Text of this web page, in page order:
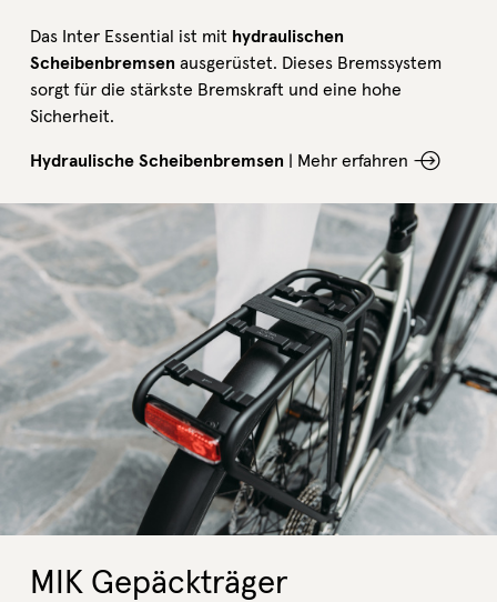
Das Inter Essential ist mit hydraulischen
Scheibenbremsen ausgerüstet. Dieses Bremssystem
sorgt für die stärkste Bremskraft und eine hohe
Sicherheit.
Hydraulische Scheibenbremsen | Mehr erfahren
MIK Gepäckträger